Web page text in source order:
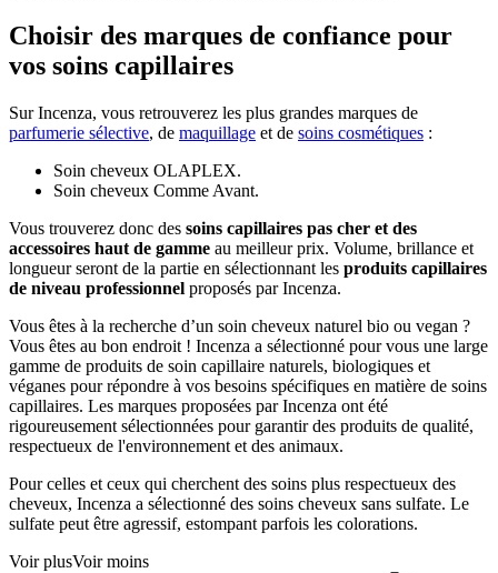
Choisir des marques de confiance pour
vos soins capillaires
Sur Incenza, vous retrouverez les plus grandes marques de
parfumerie sélective, de maquillage et de soins cosmétiques :
Soin cheveux OLAPLEX.
Soin cheveux Comme Avant.
Vous trouverez donc des soins capillaires pas cher et des
accessoires haut de gamme au meilleur prix. Volume, brillance et
longueur seront de la partie en sélectionnant les produits capillaires
de niveau professionnel proposés par Incenza.
Vous êtes à la recherche d’un soin cheveux naturel bio ou vegan ?
Vous êtes au bon endroit ! Incenza a sélectionné pour vous une large
gamme de produits de soin capillaire naturels, biologiques et
véganes pour répondre à vos besoins spécifiques en matière de soins
capillaires. Les marques proposées par Incenza ont été
rigoureusement sélectionnées pour garantir des produits de qualité,
respectueux de l'environnement et des animaux.
Pour celles et ceux qui cherchent des soins plus respectueux des
cheveux, Incenza a sélectionné des soins cheveux sans sulfate. Le
sulfate peut être agressif, estompant parfois les colorations.
Voir plusVoir moins